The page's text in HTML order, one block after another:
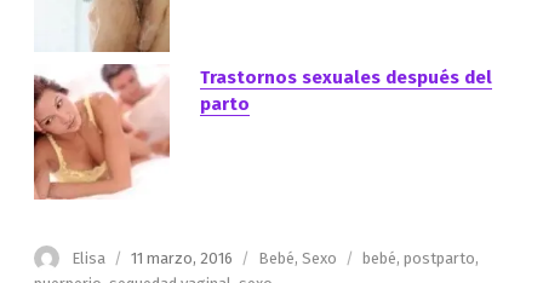
Trastornos sexuales después del
parto
Autor
Elisa
Publicado
11 marzo, 2016 Categorías
Bebé, Sexo Etiquetas
bebé, postparto,